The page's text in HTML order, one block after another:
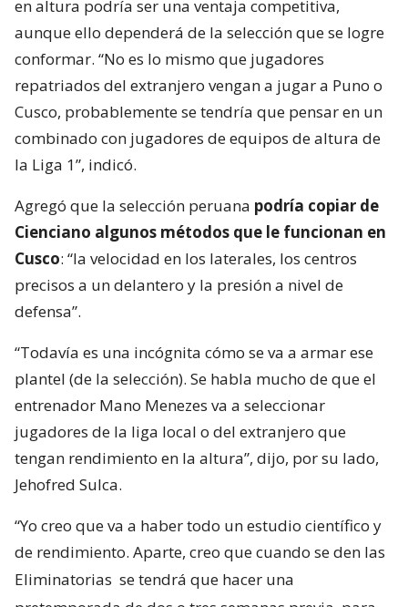
en altura podría ser una ventaja competitiva,
aunque ello dependerá de la selección que se logre
conformar. “No es lo mismo que jugadores
repatriados del extranjero vengan a jugar a Puno o
Cusco, probablemente se tendría que pensar en un
combinado con jugadores de equipos de altura de
la Liga 1”, indicó.
Agregó que la selección peruana podría copiar de
Cienciano algunos métodos que le funcionan en
Cusco: “la velocidad en los laterales, los centros
precisos a un delantero y la presión a nivel de
defensa”.
“Todavía es una incógnita cómo se va a armar ese
plantel (de la selección). Se habla mucho de que el
entrenador Mano Menezes va a seleccionar
jugadores de la liga local o del extranjero que
tengan rendimiento en la altura”, dijo, por su lado,
Jehofred Sulca.
“Yo creo que va a haber todo un estudio científico y
de rendimiento. Aparte, creo que cuando se den las
Eliminatorias se tendrá que hacer una